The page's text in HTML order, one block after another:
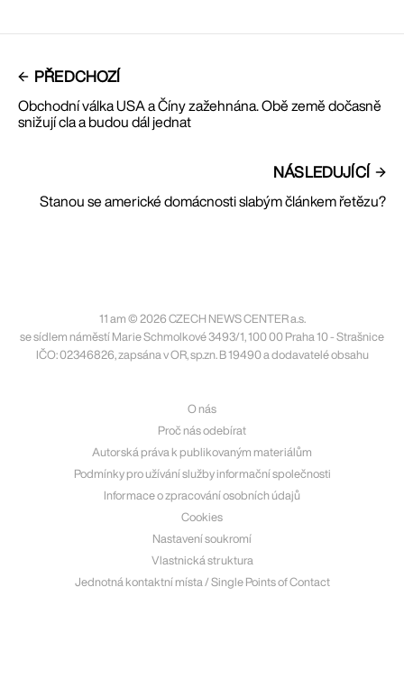
PŘEDCHOZÍ
Obchodní válka USA a Číny zažehnána. Obě země dočasně
snižují cla a budou dál jednat
NÁSLEDUJÍCÍ
Stanou se americké domácnosti slabým článkem řetězu?
11 am © 2026 CZECH NEWS CENTER a.s.
se sídlem náměstí Marie Schmolkové 3493/1, 100 00 Praha 10 - Strašnice
IČO: 02346826, zapsána v OR, sp.zn. B 19490 a dodavatelé obsahu
O nás
Proč nás odebírat
Autorská práva k publikovaným materiálům
Podmínky pro užívání služby informační společnosti
Informace o zpracování osobních údajů
Cookies
Nastavení soukromí
Vlastnická struktura
Jednotná kontaktní místa / Single Points of Contact